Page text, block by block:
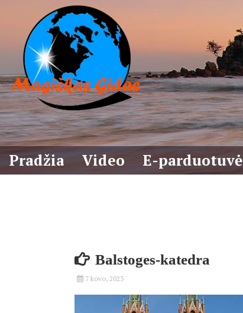
Pradžia Video
E-parduotuvė
Balstoges-katedra
7 kovo, 2023